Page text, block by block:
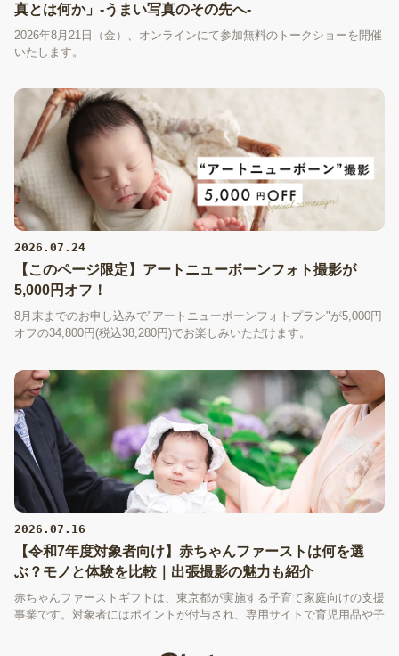
真とは何か」-うまい写真のその先へ-
2026年8月21日（金）、オンラインにて参加無料のトークショーを開催
いたします。
2026.07.24
【このページ限定】アートニューボーンフォト撮影が
5,000円オフ！
8月末までのお申し込みで"アートニューボーンフォトプラン"が5,000円
オフの34,800円(税込38,280円)でお楽しみいただけます。
2026.07.16
【令和7年度対象者向け】赤ちゃんファーストは何を選
ぶ？モノと体験を比較｜出張撮影の魅力も紹介
赤ちゃんファーストギフトは、東京都が実施する子育て家庭向けの支援
事業です。対象者にはポイントが付与され、専用サイトで育児用品や子